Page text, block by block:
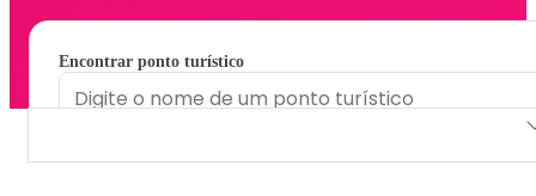
Encontrar ponto turístico